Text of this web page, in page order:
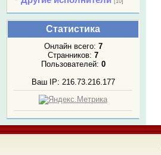
Статистика
Онлайн всего: 7
Странников: 7
Пользователей: 0
Ваш IP: 216.73.216.177